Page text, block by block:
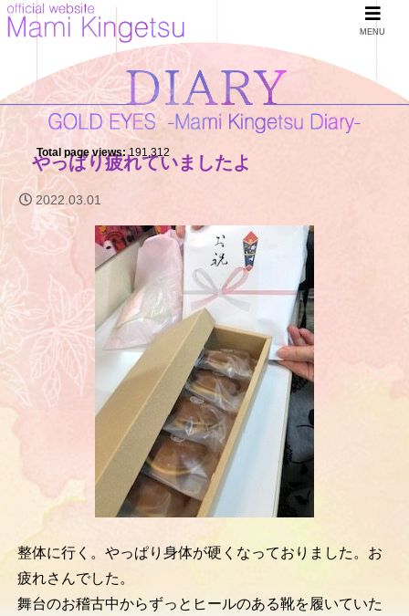
Total page views:191,312
やっぱり疲れていましたよ
2022.03.01
整体に行く。やっぱり身体が硬くなっておりました。お
疲れさんでした。
舞台のお稽古中からずっとヒールのある靴を履いていた
MENU